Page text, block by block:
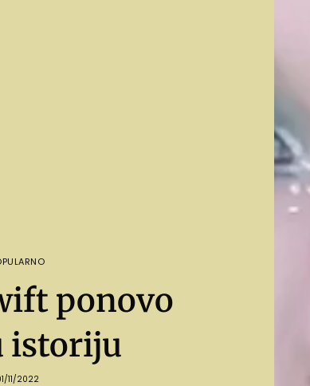
ponovo
istoriju
11/2022